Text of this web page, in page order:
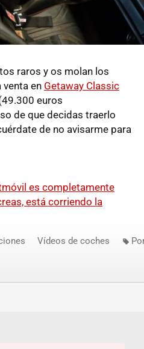
raros y os molan los
venta en Getaway Classic
euros
de que decidas traerlo
de no avisarme para
es completamente
está corriendo la
Vídeos de coches